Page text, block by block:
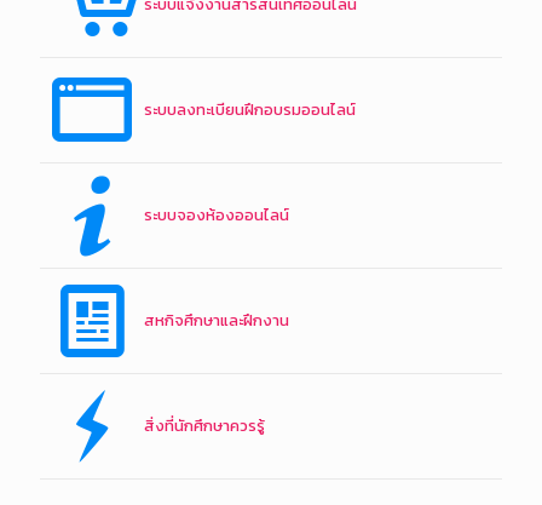
ระบบลงทะเบียนฝึกอบรมออนไลน์
ระบบจองห้องออนไลน์
สหกิจศึกษาและฝึกงาน
สิ่งที่นักศึกษาควรรู้